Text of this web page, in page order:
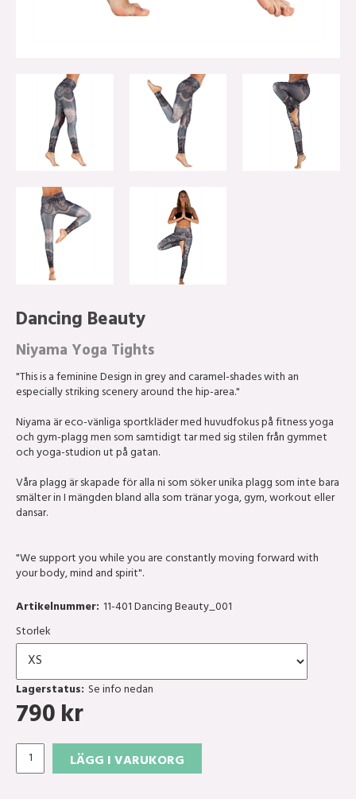
Dancing Beauty
Niyama Yoga Tights
"This is a feminine Design in grey and caramel-shades with an
especially striking scenery around the hip-area."
Niyama är eco-vänliga sportkläder med huvudfokus på fitness yoga
och gym-plagg men som samtidigt tar med sig stilen från gymmet
och yoga-studion ut på gatan.
Våra plagg är skapade för alla ni som söker unika plagg som inte bara
smälter in I mängden bland alla som tränar yoga, gym, workout eller
dansar.
"We support you while you are constantly moving forward with
your body, mind and spirit".
Artikelnummer: 11-401 Dancing Beauty_001
Storlek
Lagerstatus: Se info nedan
790kr
LÄGG I VARUKORG